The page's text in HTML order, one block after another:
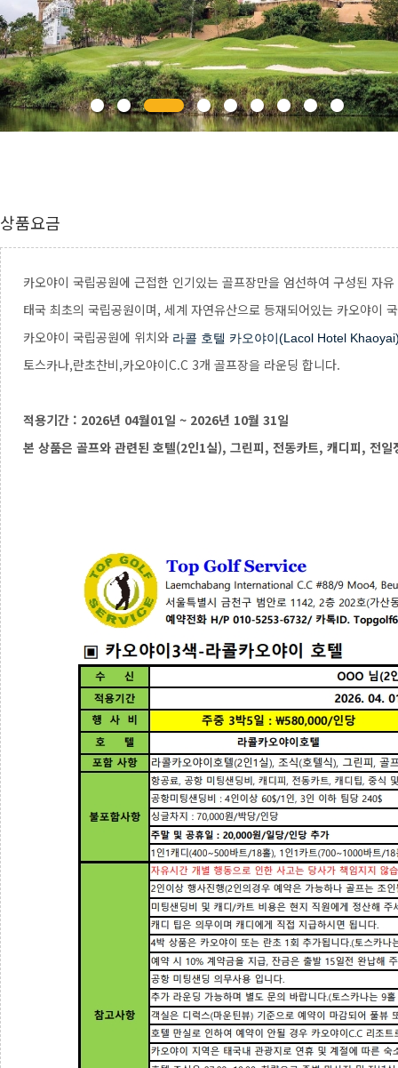
상품요금
카오야이 국립공원에 근접한 인기있는 골프장만을 엄선하여 구성된 자
태국 최초의 국립공원이며, 세계 자연유산으로 등재되어있는 카오야이
카오야이 국립공원에 위치와 라콜 호텔 카오야이(Lacol Hotel
토스카나,란초찬비,카오야이C.C 3개 골프장을 라운딩 합니다.
적용기간 : 2026년 04월01일 ~ 2026년 10월 31일
본 상품은 골프와 관련된 호텔(2인1실), 그린피, 전동카트, 캐디피, 전